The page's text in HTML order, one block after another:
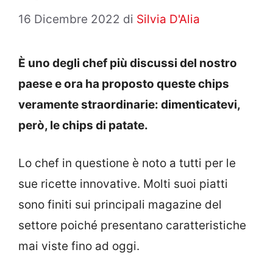
16 Dicembre 2022 di Silvia D'Alia
È uno degli chef più discussi del nostro
paese e ora ha proposto queste chips
veramente straordinarie: dimenticatevi,
però, le chips di patate.
Lo chef in questione è noto a tutti per le
sue ricette innovative. Molti suoi piatti
sono finiti sui principali magazine del
settore poiché presentano caratteristiche
mai viste fino ad oggi.